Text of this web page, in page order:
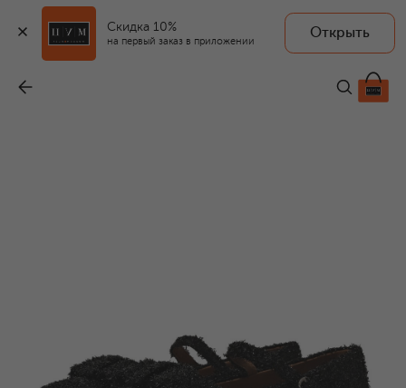
Скидка 10%
на первый заказ в приложении
Открыть